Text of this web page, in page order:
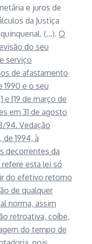
e juros de
da Justiça
(…). O
do seu
serviço
de afastamento
1990 e o seu
e [19 de março de
em 31 de agosto
94. Vedação
1994, à
decorrentes da
refere esta lei só
do efetivo retorno
de qualquer
norma, assim
retroativa, coíbe,
do tempo de